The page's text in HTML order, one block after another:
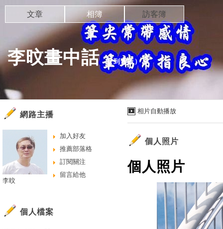
李旼畫中話（到舊版）
文章 相簿 訪客簿
相片自動播放
個人照片
個人照片
網路主播
加入好友
推薦部落格
訂閱關注
留言給他
李旼
個人檔案